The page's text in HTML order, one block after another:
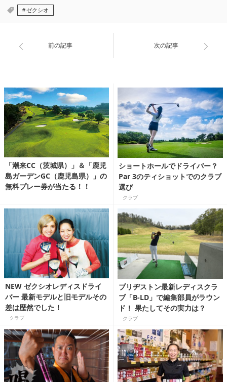
ゼクシオ
前の記事 次の記事
「潮来CC（茨城県）」＆「鹿児
島ガーデンGC（鹿児島県）」の
無料プレー券が当たる！！
ショートホールでドライバー？
Par 3のティショットでのクラブ
選び
クラブ
NEW ゼクシオレディスドライ
バー 最新モデルと旧モデルその
差は歴然でした！
クラブ
ブリヂストン最新レディスクラ
ブ「B-LD」で編集部員がラウン
ド！ 果たしてその実力は？
クラブ